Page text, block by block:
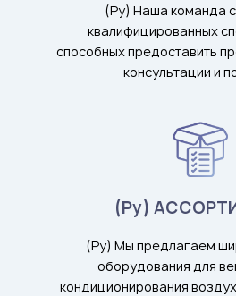
(Ру) Наша команда
квалифицированных
способных предоставить
консультации и
(Ру)
(Ру) Мы предлагаем
оборудования для
кондиционирования